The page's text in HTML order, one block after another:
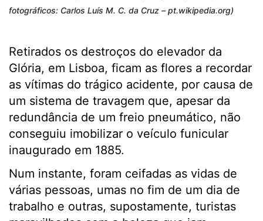
fotográficos: Carlos Luís M. C. da Cruz – pt.wikipedia.org)
Retirados os destroços do elevador da
Glória, em Lisboa, ficam as flores a recordar
as vítimas do trágico acidente, por causa de
um sistema de travagem que, apesar da
redundância de um freio pneumático, não
conseguiu imobilizar o veículo funicular
inaugurado em 1885.
Num instante, foram ceifadas as vidas de
várias pessoas, umas no fim de um dia de
trabalho e outras, supostamente, turistas